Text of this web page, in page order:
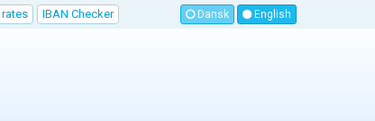
IBAN Checker Dansk English